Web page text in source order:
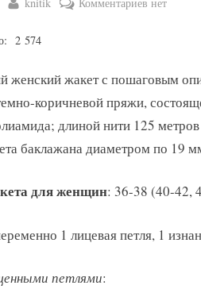
е
описанием
и
knitik Комментариев
женщин
нет
2 574
женский жакет с пошаговым
коричневой пряжи,
длиной нити 125
баклажана диаметром по 19
для женщин: 36-38 (40-42,
1 лицевая петля, 1
петлями: